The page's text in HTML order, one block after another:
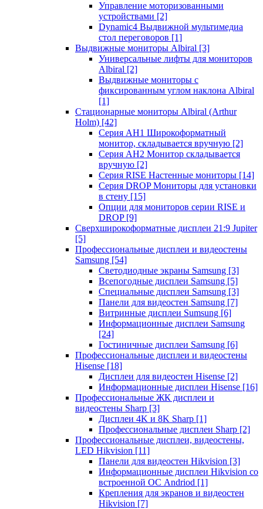
Управление моторизованными
устройствами [2]
Dynamic4 Выдвижной мультимедиа
стол переговоров [1]
Выдвижные мониторы Albiral [3]
Универсальные лифты для мониторов
Albiral [2]
Выдвижные мониторы с
фиксированным углом наклона Albiral
[1]
Стационарные мониторы Albiral (Arthur
Holm) [42]
Серия AH1 Широкоформатный
монитор, складывается вручную [2]
Серия AH2 Монитор складывается
вручную [2]
Серия RISE Настенные мониторы [14]
Серия DROP Мониторы для установки
в стену [15]
Опции для мониторов серии RISE и
DROP [9]
Сверхширокоформатные дисплеи 21:9 Jupiter
[5]
Профессиональные дисплеи и видеостены
Samsung [54]
Светодиодные экраны Samsung [3]
Всепогодные дисплеи Samsung [5]
Специальные дисплеи Samsung [3]
Панели для видеостен Samsung [7]
Витринные дисплеи Sumsung [6]
Информационные дисплеи Samsung
[24]
Гостиничные дисплеи Samsung [6]
Профессиональные дисплеи и видеостены
Hisense [18]
Дисплеи для видеостен Hisense [2]
Информационные дисплеи Hisense [16]
Профессиональные ЖК дисплеи и
видеостены Sharp [3]
Дисплеи 4K и 8K Sharp [1]
Профессиональные дисплеи Sharp [2]
Профессиональные дисплеи, видеостены,
LED Hikvision [11]
Панели для видеостен Hikvision [3]
Информационные дисплеи Hikvision со
встроенной ОС Andriod [1]
Крепления для экранов и видеостен
Hikvision [7]